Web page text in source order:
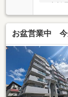
お盆営業中 今